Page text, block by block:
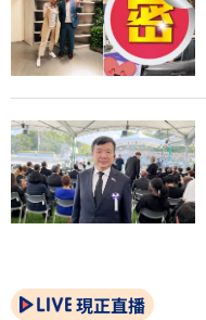
現正直播